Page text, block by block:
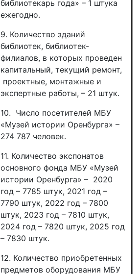
библиотекарь года» – 1 штука
ежегодно.
9. Количество зданий
библиотек, библиотек-
филиалов, в которых проведен
капитальный, текущий ремонт,
проектные, монтажные и
экспертные работы, – 21 штук.
10. Число посетителей МБУ
«Музей истории Оренбурга» –
274 787 человек.
11. Количество экспонатов
основного фонда МБУ «Музей
истории Оренбурга» – 2020
год – 7785 штук, 2021 год –
7790 штук, 2022 год – 7800
штук, 2023 год – 7810 штук,
2024 год – 7820 штук, 2025 год
– 7830 штук.
12. Количество приобретенных
предметов оборудования МБУ